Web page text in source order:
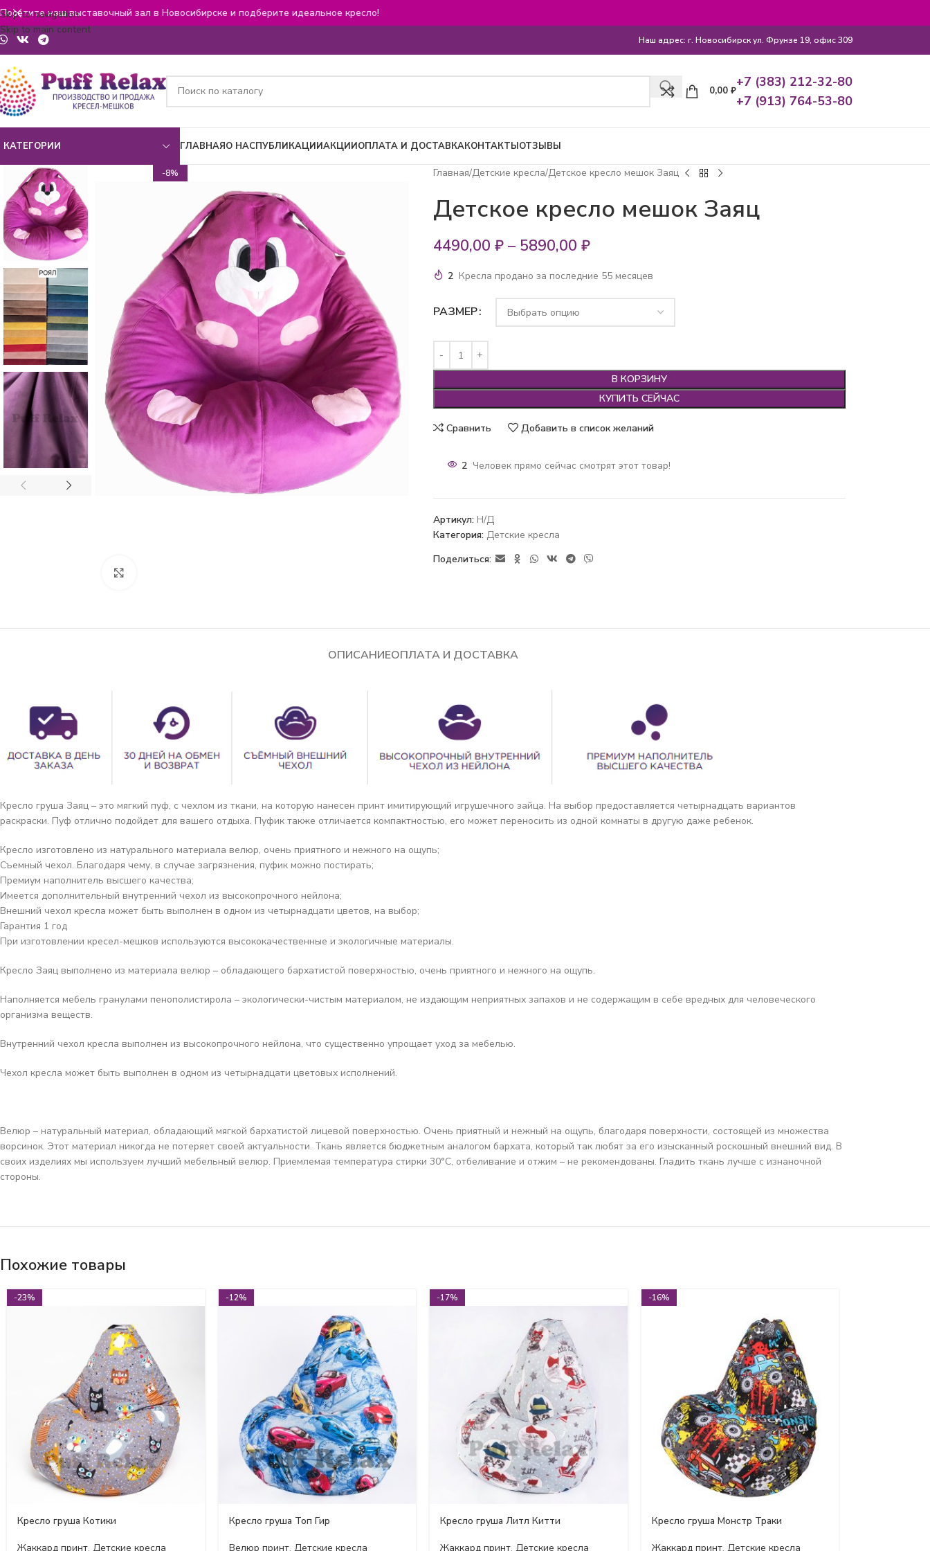
Skip to navigation
Skip to main content
Посетите наш выставочный зал в Новосибирске и подберите идеальное кресло!
Наш адрес: г. Новосибирск ул. Фрунзе 19, офис 309
0,00 ₽
+7 (383) 212-32-80
+7 (913) 764-53-80
КАТЕГОРИИ ГЛАВНАЯО НАСПУБЛИКАЦИИАКЦИИОПЛАТА И ДОСТАВКАКОНТАКТЫОТЗЫВЫ
-8% Главная Детские кресла Детское кресло мешок Заяц
Детское кресло мешок Заяц
4490,00 ₽ – 5890,00 ₽
2 Кресла продано за последние 55 месяцев
РАЗМЕР
В КОРЗИНУ
КУПИТЬ СЕЙЧАС
Сравнить Добавить в список желаний
2 Человек прямо сейчас смотрят этот товар!
Артикул: Н/Д
Категория: Детские кресла
Поделиться:
ОПИСАНИЕОПЛАТА И ДОСТАВКА
Кресло груша Заяц – это мягкий пуф, с чехлом из ткани, на которую нанесен принт имитирующий игрушечного зайца. На выбор предоставляется четырнадцать вариантов
раскраски. Пуф отлично подойдет для вашего отдыха. Пуфик также отличается компактностью, его может переносить из одной комнаты в другую даже ребенок.
Кресло изготовлено из натурального материала велюр, очень приятного и нежного на ощупь;
Съемный чехол. Благодаря чему, в случае загрязнения, пуфик можно постирать;
Премиум наполнитель высшего качества;
Имеется дополнительный внутренний чехол из высокопрочного нейлона;
Внешний чехол кресла может быть выполнен в одном из четырнадцати цветов, на выбор;
Гарантия 1 год
При изготовлении кресел-мешков используются высококачественные и экологичные материалы.
Кресло Заяц выполнено из материала велюр – обладающего бархатистой поверхностью, очень приятного и нежного на ощупь.
Наполняется мебель гранулами пенополистирола – экологически-чистым материалом, не издающим неприятных запахов и не содержащим в себе вредных для человеческого
организма веществ.
Внутренний чехол кресла выполнен из высокопрочного нейлона, что существенно упрощает уход за мебелью.
Чехол кресла может быть выполнен в одном из четырнадцати цветовых исполнений.
Велюр – натуральный материал, обладающий мягкой бархатистой лицевой поверхностью. Очень приятный и нежный на ощупь, благодаря поверхности, состоящей из множества
ворсинок. Этот материал никогда не потеряет своей актуальности. Ткань является бюджетным аналогом бархата, который так любят за его изысканный роскошный внешний вид. В
своих изделиях мы используем лучший мебельный велюр. Приемлемая температура стирки 30°C, отбеливание и отжим – не рекомендованы. Гладить ткань лучше с изнаночной
стороны.
Похожие товары
-23%
Кресло груша Котики
Жаккард принт, Детские кресла
-12%
Кресло груша Топ Гир
Велюр принт, Детские кресла
-17%
Кресло груша Литл Китти
Жаккард принт, Детские кресла
-16%
Кресло груша Монстр Траки
Жаккард принт, Детские кресла